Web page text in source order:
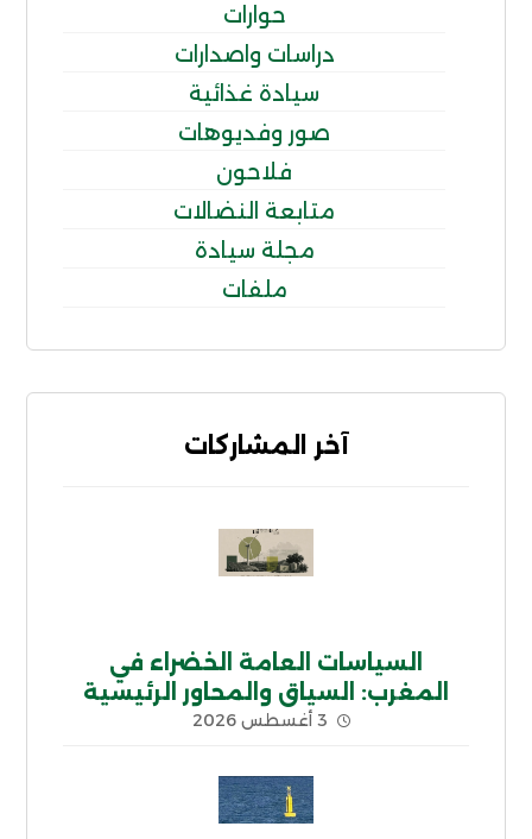
حوارات
دراسات واصدارات
سيادة غذائية
صور وفديوهات
فلاحون
متابعة النضالات
مجلة سيادة
ملفات
آخر المشاركات
السياسات العامة الخضراء في
المغرب: السياق والمحاور الرئيسية
3 أغسطس 2026